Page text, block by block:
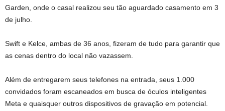
Garden, onde o casal realizou seu tão aguardado casamento em 3
de julho.
Swift e Kelce, ambas de 36 anos, fizeram de tudo para garantir que
as cenas dentro do local não vazassem.
Além de entregarem seus telefones na entrada, seus 1.000
convidados foram escaneados em busca de óculos inteligentes
Meta e quaisquer outros dispositivos de gravação em potencial.